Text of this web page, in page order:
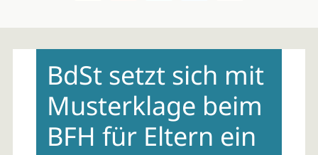
contentBdSt setzt sich mit
Musterklage beim
BFH für Eltern ein